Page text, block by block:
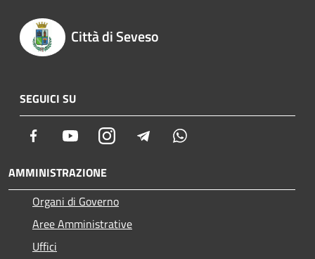
Città di Seveso
SEGUICI SU
Facebook YoutubeInstagram Telegram
AMMINISTRAZIONE
Organi di Governo
Aree Amministrative
Uffici